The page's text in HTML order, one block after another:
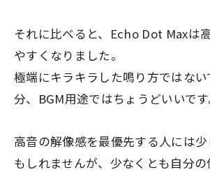
それに比べると、Echo Dot Maxは
やすくなりました。
極端にキラキラした鳴り方ではな
分、BGM用途ではちょうどいいです
高音の解像感を最優先する人には
もしれませんが、少なくとも自分